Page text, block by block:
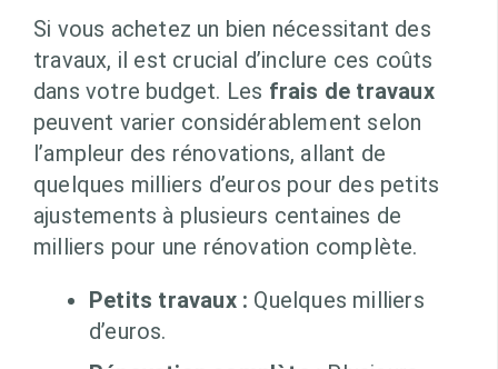
Si vous achetez un bien nécessitant des
travaux, il est crucial d’inclure ces coûts
dans votre budget. Les frais de travaux
peuvent varier considérablement selon
l’ampleur des rénovations, allant de
quelques milliers d’euros pour des petits
ajustements à plusieurs centaines de
milliers pour une rénovation complète.
Petits travaux : Quelques milliers
d’euros.